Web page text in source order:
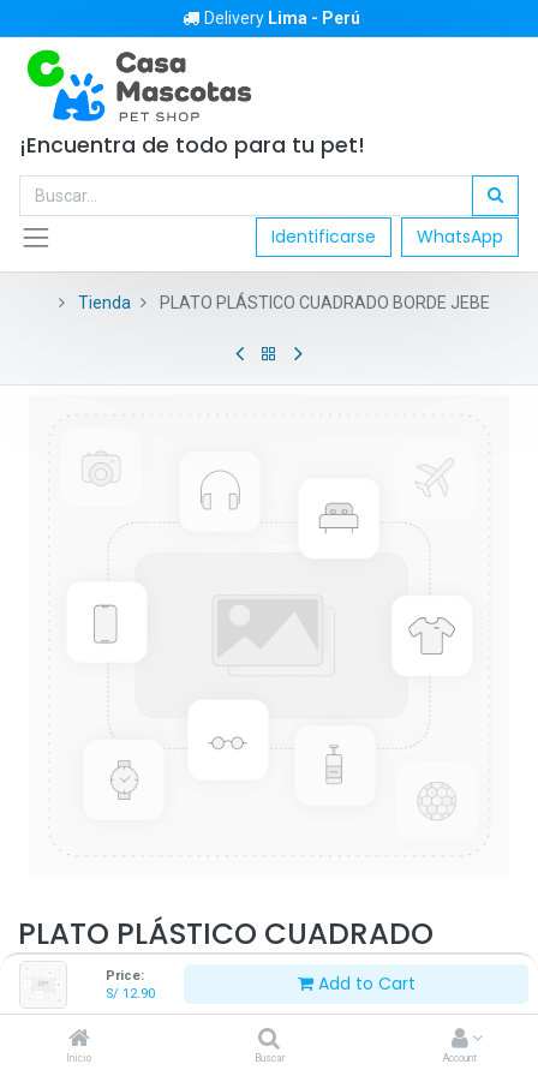
Price:
S/ 12.90 Add to Cart
Inicio Buscar Account
Delivery Lima - Perú
¡Encuentra de todo para tu pet!
Identificarse WhatsApp
Tienda PLATO PLÁSTICO CUADRADO BORDE JEBE
PLATO PLÁSTICO CUADRADO
BORDE JEBE
Este producto ya no está disponible.